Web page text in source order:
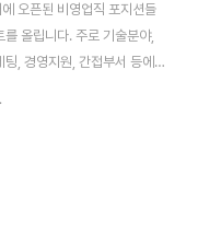
오픈된 비영업직 포지션들
를 올립니다. 주로 기술분야,
, 경영지원, 간접부서 등에